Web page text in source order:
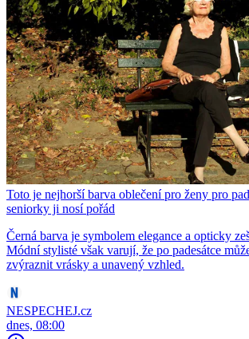
Toto je nejhorší barva oblečení pro ženy pro
seniorky ji nosí pořád
Černá barva je symbolem elegance a opticky
Módní stylisté však varují, že po padesátce
zvýraznit vrásky a unavený vzhled.
NESPECHEJ.cz
dnes, 08:00